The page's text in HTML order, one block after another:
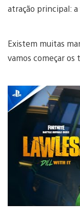
atração principal: a
Existem muitas
vamos começar os